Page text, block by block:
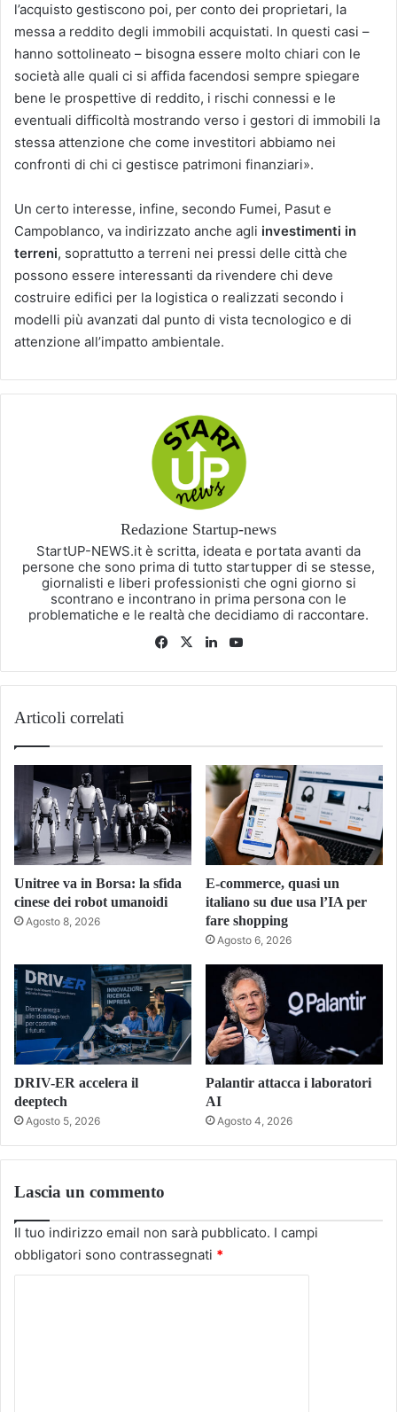
l’acquisto gestiscono poi, per conto dei proprietari, la
messa a reddito degli immobili acquistati. In questi casi –
hanno sottolineato – bisogna essere molto chiari con le
società alle quali ci si affida facendosi sempre spiegare
bene le prospettive di reddito, i rischi connessi e le
eventuali difficoltà mostrando verso i gestori di immobili la
stessa attenzione che come investitori abbiamo nei
confronti di chi ci gestisce patrimoni finanziari».
Un certo interesse, infine, secondo Fumei, Pasut e
Campoblanco, va indirizzato anche agli investimenti in
terreni, soprattutto a terreni nei pressi delle città che
possono essere interessanti da rivendere chi deve
costruire edifici per la logistica o realizzati secondo i
modelli più avanzati dal punto di vista tecnologico e di
attenzione all’impatto ambientale.
Redazione Startup-news
StartUP-NEWS.it è scritta, ideata e portata avanti da
persone che sono prima di tutto startupper di se stesse,
giornalisti e liberi professionisti che ogni giorno si
scontrano e incontrano in prima persona con le
problematiche e le realtà che decidiamo di raccontare.
Facebook
X LinkedIn
Articoli correlati
Unitree va in Borsa: la sfida
cinese dei robot umanoidi
Agosto 8, 2026
E-commerce, quasi un
italiano su due usa l’IA per
fare shopping
Agosto 6, 2026
DRIV-ER accelera il
deeptech
Agosto 5, 2026
Palantir attacca i laboratori
AI
Agosto 4, 2026
Lascia un commento
Il tuo indirizzo email non sarà pubblicato. I campi
obbligatori sono contrassegnati *